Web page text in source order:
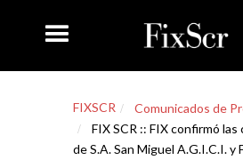
FIXSCR
Comunicados de
FIX SCR :: FIX confirmó las
de S.A. San Miguel A.G.I.C.I. y